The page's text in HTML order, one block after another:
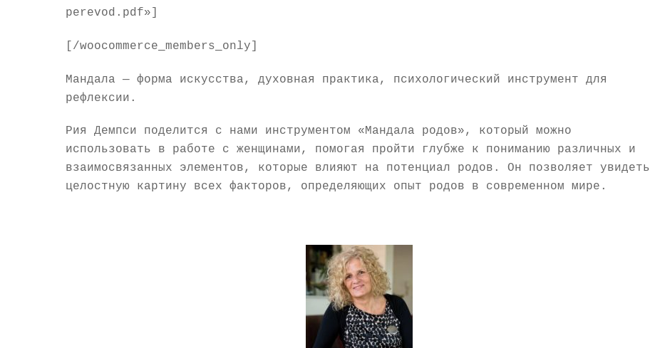
perevod.pdf»]
[/woocommerce_members_only]
Мандала — форма искусства, духовная практика, психологический инструмент для
рефлексии.
Рия Демпси поделится с нами инструментом «Мандала родов», который можно
использовать в работе с женщинами, помогая пройти глубже к пониманию различных и
взаимосвязанных элементов, которые влияют на потенциал родов. Он позволяет увидеть
целостную картину всех факторов, определяющих опыт родов в современном мире.